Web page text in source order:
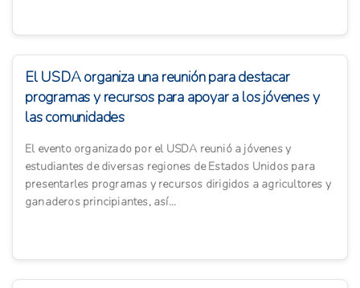
El USDA organiza una reunión para destacar
programas y recursos para apoyar a los jóvenes y
las comunidades
El evento organizado por el USDA reunió a jóvenes y
estudiantes de diversas regiones de Estados Unidos para
presentarles programas y recursos dirigidos a agricultores y
ganaderos principiantes, así...